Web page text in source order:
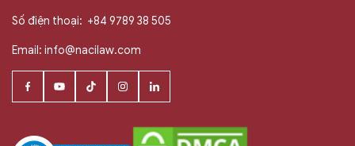
Số điện thoại: +84 9789 38 505
Email: info@nacilaw.com